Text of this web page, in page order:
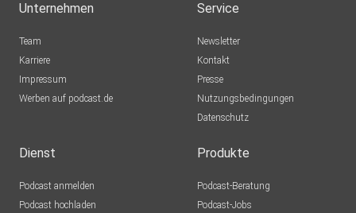
Unternehmen
Team
Karriere
Impressum
Werben auf podcast.de
Service
Newsletter
Kontakt
Presse
Nutzungsbedingungen
Datenschutz
Dienst
Podcast anmelden
Podcast hochladen
Produkte
Podcast-Beratung
Podcast-Jobs